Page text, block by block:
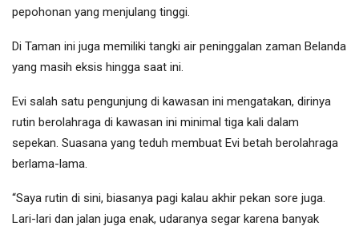
pepohonan yang menjulang tinggi.
Di Taman ini juga memiliki tangki air peninggalan zaman Belanda
yang masih eksis hingga saat ini.
Evi salah satu pengunjung di kawasan ini mengatakan, dirinya
rutin berolahraga di kawasan ini minimal tiga kali dalam
sepekan. Suasana yang teduh membuat Evi betah berolahraga
berlama-lama.
“Saya rutin di sini, biasanya pagi kalau akhir pekan sore juga.
Lari-lari dan jalan juga enak, udaranya segar karena banyak